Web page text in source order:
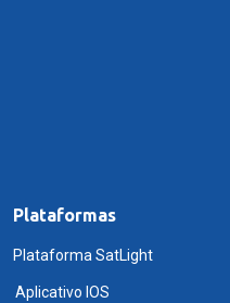
Plataformas
Plataforma SatLight
Aplicativo IOS